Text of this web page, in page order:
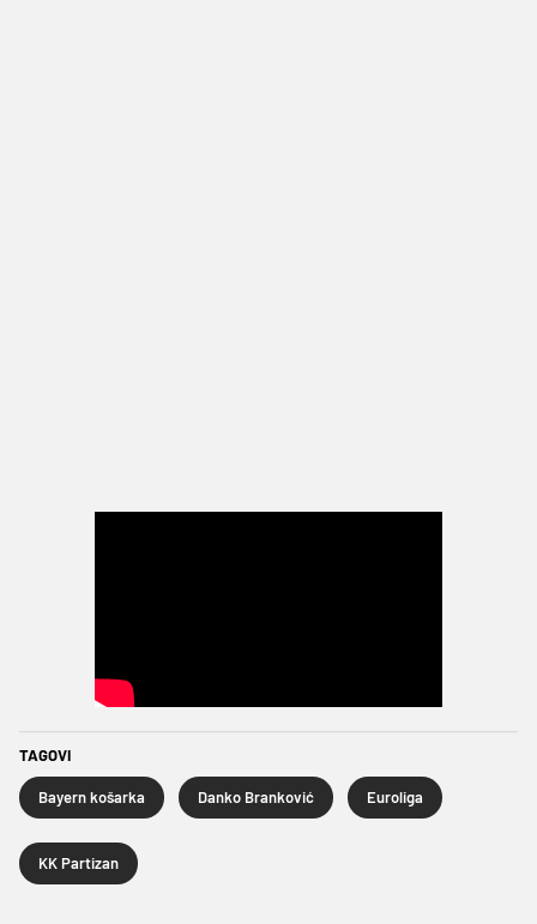
TAGOVI
Bayern košarka Danko Branković Euroliga
KK Partizan